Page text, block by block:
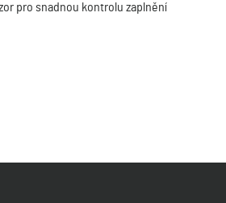
pro snadnou kontrolu zaplnění